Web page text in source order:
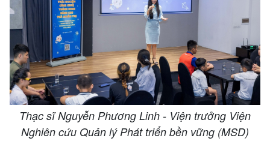
Thạc sĩ Nguyễn Phương Linh - Viện trưởng Viện
Nghiên cứu Quản lý Phát triển bền vững (MSD)